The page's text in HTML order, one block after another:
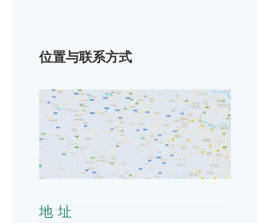
位置与联系方式
地址